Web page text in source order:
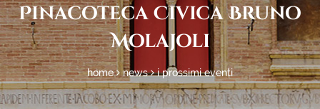
Pinacoteca Civica Bruno
Molajoli
home news i prossimi eventi